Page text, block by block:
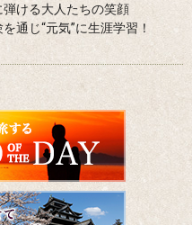
ける大人たちの笑顔
通じ“元気”に生涯学習！